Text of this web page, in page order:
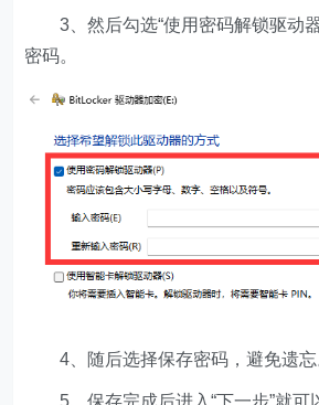
3、然后勾选“使用密码解锁驱动器
密码。
4、随后选择保存密码，避免遗忘